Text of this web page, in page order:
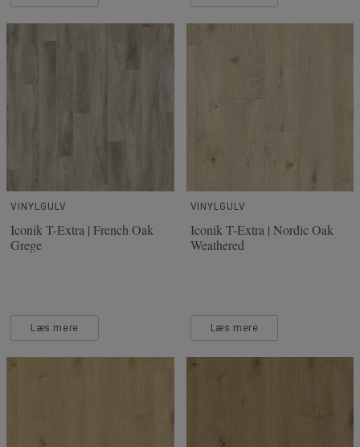
VINYLGULV
Iconik T-Extra | French Oak
Grege
Læs mere
VINYLGULV
Iconik T-Extra | Nordic Oak
Weathered
Læs mere